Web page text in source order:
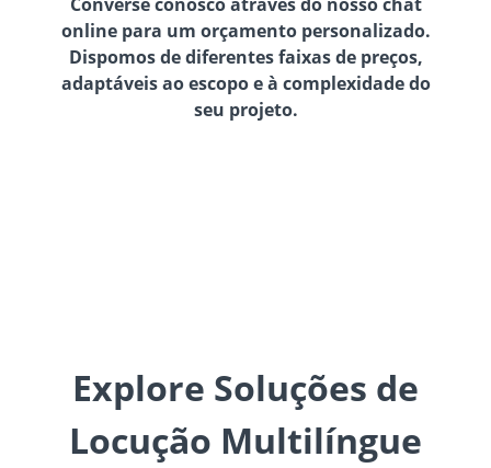
online para um orçamento personalizado.
Dispomos de diferentes faixas de preços,
adaptáveis ao escopo e à complexidade do
seu projeto.
Explore Soluções de
Locução Multilíngue